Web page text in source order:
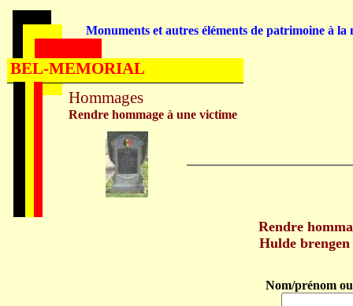
Rendre
Hulde
Nom/prénom
Hommages
Rendre hommage à une victime
Monuments et autres éléments de patrimoine à la
BEL-MEMORIAL